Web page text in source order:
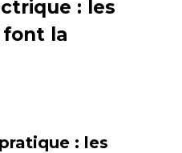
: les
font la
: les